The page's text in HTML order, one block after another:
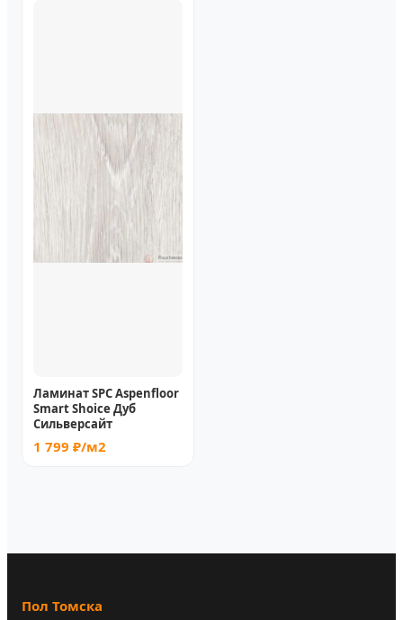
Ламинат SPC Aspenfloor
Smart Shoice Дуб
Сильверсайт
1 799 ₽/м2
Пол Томска